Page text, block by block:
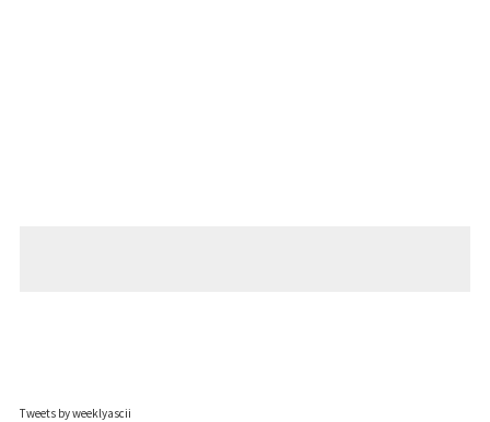
Tweets by weeklyascii